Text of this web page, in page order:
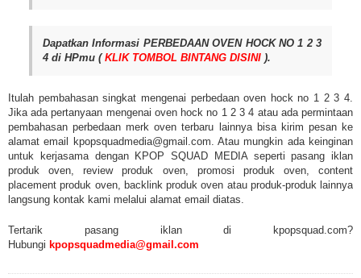
Dapatkan Informasi PERBEDAAN OVEN HOCK NO 1 2 3
4 di HPmu (KLIK TOMBOL BINTANG DISINI ).
Itulah pembahasan singkat mengenai perbedaan oven hock no 1 2 3 4.
Jika ada pertanyaan mengenai oven hock no 1 2 3 4 atau ada permintaan
pembahasan perbedaan merk oven terbaru lainnya bisa kirim pesan ke
alamat email kpopsquadmedia@gmail.com. Atau mungkin ada keinginan
untuk kerjasama dengan KPOP SQUAD MEDIA seperti pasang iklan
produk oven, review produk oven, promosi produk oven, content
placement produk oven, backlink produk oven atau produk-produk lainnya
langsung kontak kami melalui alamat email diatas.
Tertarik pasang iklan di kpopsquad.com?
Hubungi kpopsquadmedia@gmail.com